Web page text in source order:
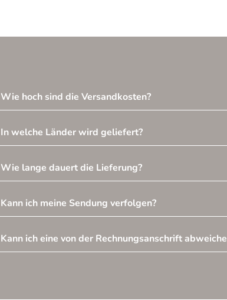
Wie hoch sind die Versandkosten?
In welche Länder wird geliefert?
Wie lange dauert die Lieferung?
Kann ich meine Sendung verfolgen?
Kann ich eine von der Rechnungsanschrift